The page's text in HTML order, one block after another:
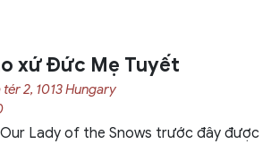
xứ Đức Mẹ Tuyết
2, 1013 Hungary
Lady of the Snows trước đây được